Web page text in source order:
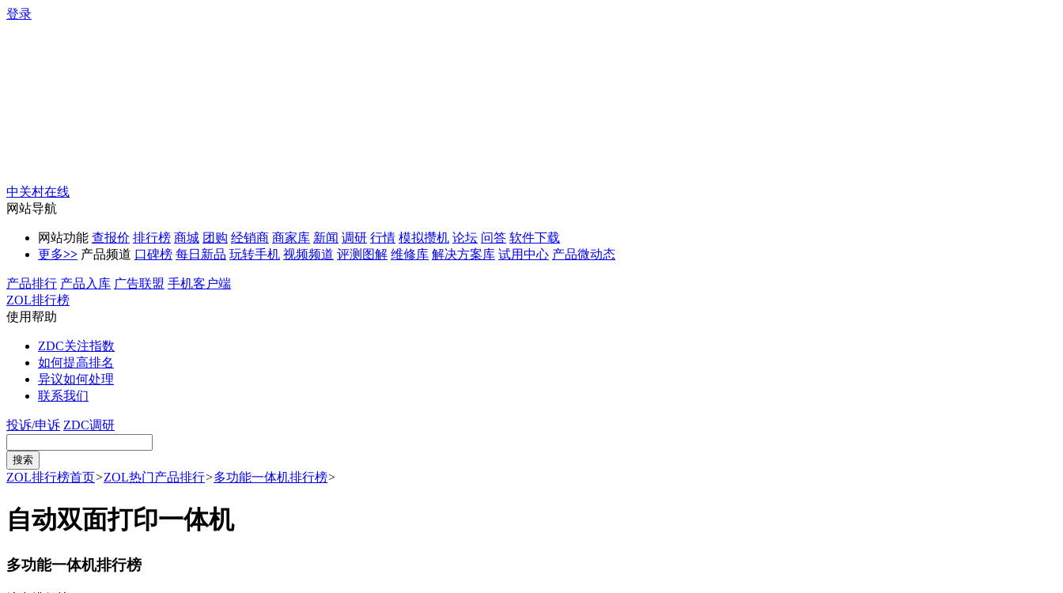
登录
中关村在线
网站导航
网站功能 查报价 排行榜 商城 团购 经销商 商家库 新闻 调研 行情 模拟攒机 论坛 问答 软件下载
更多>> 产品频道 口碑榜 每日新品 玩转手机 视频频道 评测图解 维修库 解决方案库 试用中心 产品微动态
产品排行 产品入库 广告联盟 手机客户端
ZOL排行榜
使用帮助
ZDC关注指数
如何提高排名
异议如何处理
联系我们
投诉/申诉 ZDC调研
ZOL排行榜首页>ZOL热门产品排行>多功能一体机排行榜>
自动双面打印一体机
多功能一体机排行榜